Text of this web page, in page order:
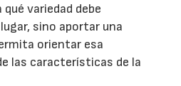
variedad debe
sino aportar una
orientar esa
las características de la